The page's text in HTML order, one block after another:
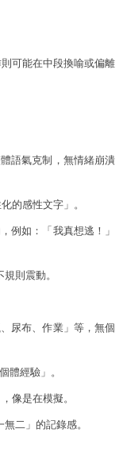
可能在中段換喻或偏離
語氣克制，無情緒崩潰
的感性文字」。
例如：「我真想逃！」
則震動。
尿布、作業」等，無個
體經驗」。
像是在模擬。
二」的記錄感。